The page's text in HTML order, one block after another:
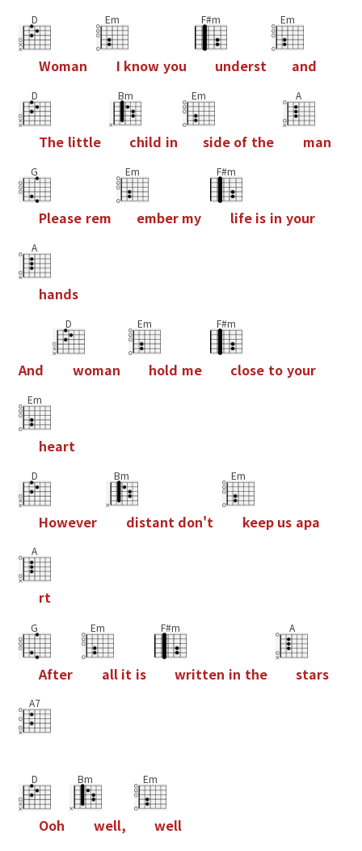
D
Woman
Em
I know you
F#m
underst
Em
and
D
The little
Bm
child in
Em
side of the
A
man
G
Please rem
Em
ember my
F#m
life is in your
A
hands
And
D
woman
Em
hold me
F#m
close to your
Em
heart
D
However
Bm
distant don't
Em
keep us apa
A
rt
G
After
Em
all it is
F#m
written in the
A
stars
A7
D
Ooh
Bm
well,
Em
well